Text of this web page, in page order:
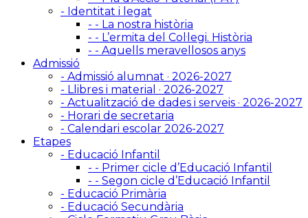
- Identitat i legat
- - La nostra història
- - L’ermita del Col·legi. Història
- - Aquells meravellosos anys
Admissió
- Admissió alumnat · 2026-2027
- Llibres i material · 2026-2027
- Actualització de dades i serveis · 2026-2027
- Horari de secretaria
- Calendari escolar 2026-2027
Etapes
- Educació Infantil
- - Primer cicle d’Educació Infantil
- - Segon cicle d’Educació Infantil
- Educació Primària
- Educació Secundària